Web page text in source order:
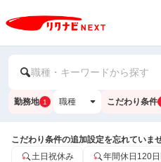
職種・キーワードから探す
勤務地 1 職種 こだわり条件
こだわり条件の追加設定を忘れていま
土日祝休み
年間休日120